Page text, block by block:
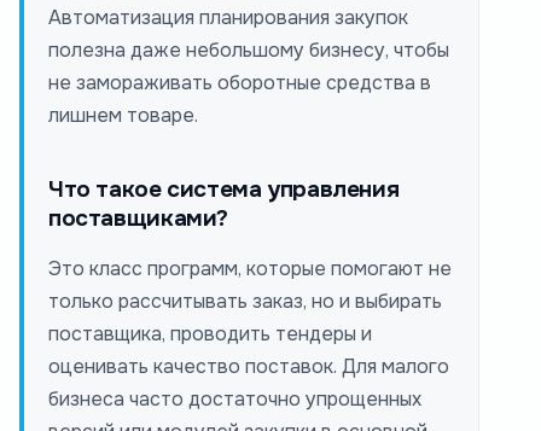
Автоматизация планирования закупок
полезна даже небольшому бизнесу, чтобы
не замораживать оборотные средства в
лишнем товаре.
Что такое система управления
поставщиками?
Это класс программ, которые помогают не
только рассчитывать заказ, но и выбирать
поставщика, проводить тендеры и
оценивать качество поставок. Для малого
бизнеса часто достаточно упрощенных